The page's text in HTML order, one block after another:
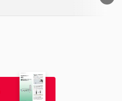
の